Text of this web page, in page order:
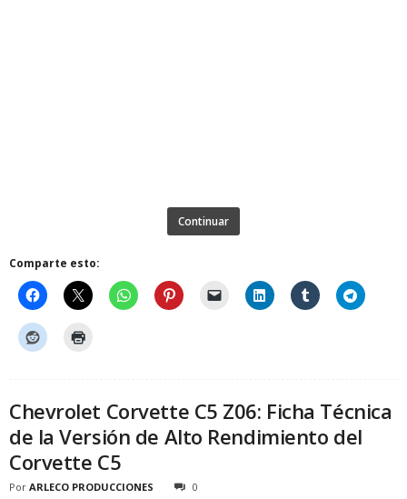
Continuar
Comparte esto:
Chevrolet Corvette C5 Z06: Ficha Técnica
de la Versión de Alto Rendimiento del
Corvette C5
Por ARLECO PRODUCCIONES 0